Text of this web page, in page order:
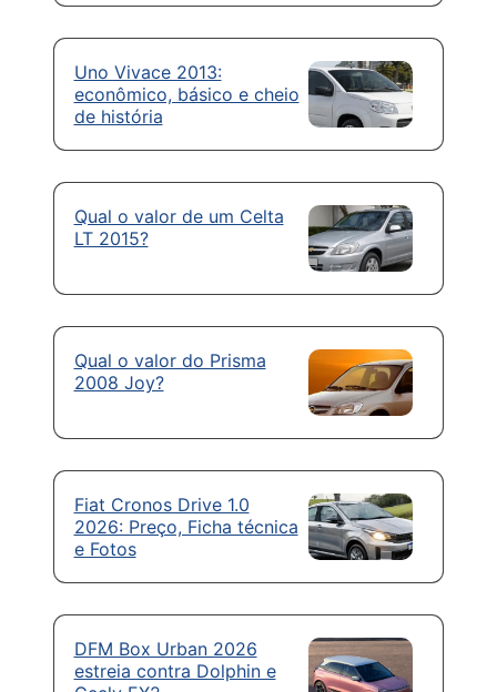
Uno Vivace 2013:
econômico, básico e cheio
de história
Qual o valor de um Celta
LT 2015?
Qual o valor do Prisma
2008 Joy?
Fiat Cronos Drive 1.0
2026: Preço, Ficha técnica
e Fotos
DFM Box Urban 2026
estreia contra Dolphin e